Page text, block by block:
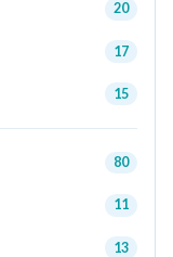
20
17
15
80
11
13